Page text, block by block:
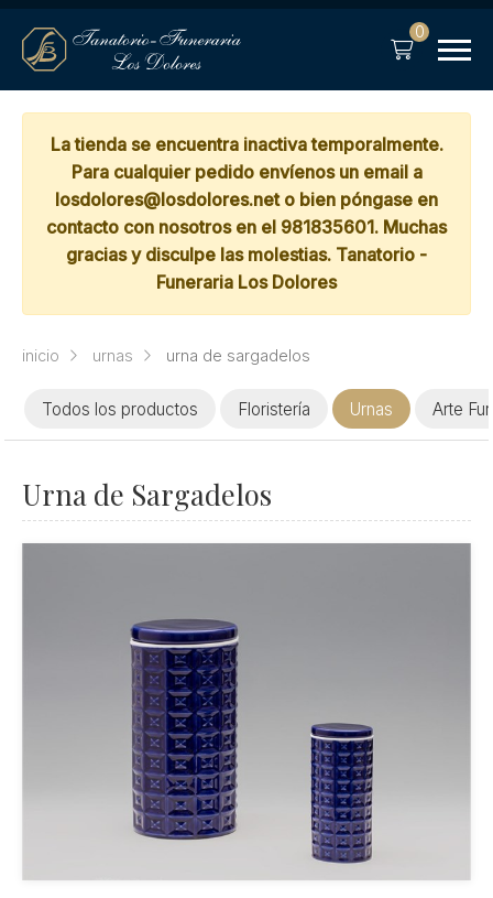
0
La tienda se encuentra inactiva temporalmente.
Para cualquier pedido envíenos un email a
losdolores@losdolores.net o bien póngase en
contacto con nosotros en el 981835601. Muchas
gracias y disculpe las molestias. Tanatorio -
Funeraria Los Dolores
inicio urnas urna de sargadelos
Todos los productos Floristería Urnas Arte
Urna de Sargadelos